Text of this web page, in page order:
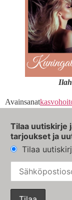
Avainsanat
Tilaa uutiskirje
tarjoukset ja
Tilaa